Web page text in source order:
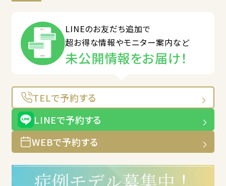
LINEのお友だち追加で
超お得な情報やモニター案内など
未公開情報をお届け！
TELで予約する
LINEで予約する
WEBで予約する